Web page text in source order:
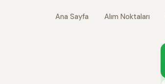
Ana Sayfa Alım Noktaları